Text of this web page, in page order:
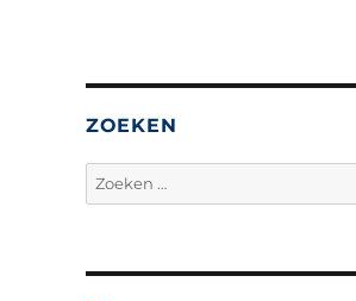
ZOEKEN
Zoeken
naar: